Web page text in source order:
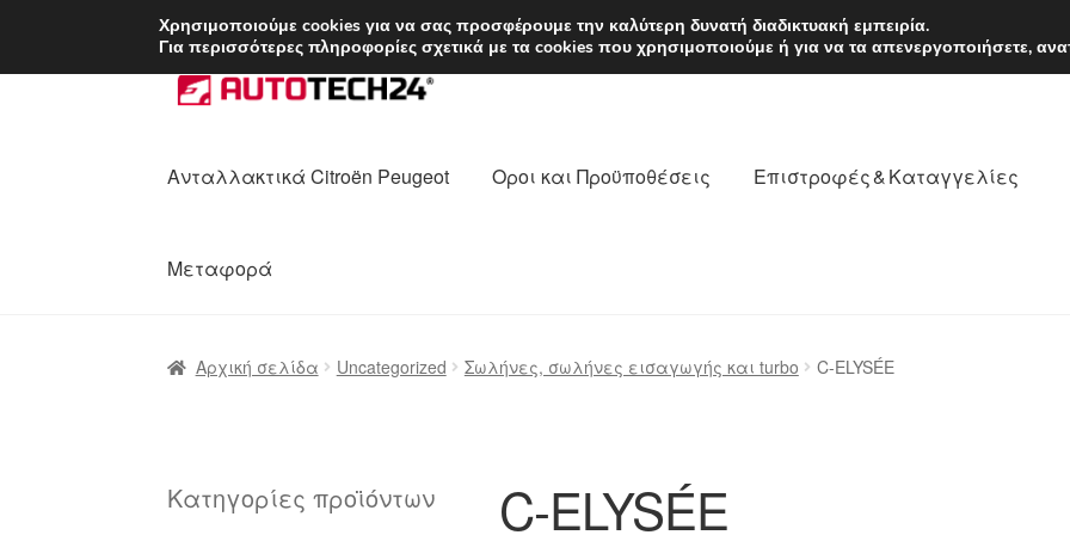
ΑΠΟΣΤΟΛΗ από 7 EUR Δευτέρα-Παρ.
Απευθείας
μετάβαση
πλοήγηση
Μετάβαση
σε
Ανταλλακτικά Citroën Peugeot Οροι και Προϋποθέσεις Επιστροφές & Καταγγελίες
Μεταφορά
Αρχική σελίδα Uncategorized Σωλήνες, σωλήνες εισαγωγής και turbo C-ELYSÉE
C-ELYSÉE
Κατηγορίες προϊόντων
Χρησιμοποιούμε cookies για να σας προσφέρουμε την καλύτερη δυνατή διαδικτυακή εμπειρία.
Για περισσότερες πληροφορίες σχετικά με τα cookies που χρησιμοποιούμε ή για να τα απενεργοποιήσετε,